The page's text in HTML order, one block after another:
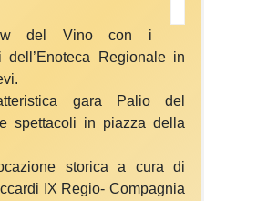
del Vino con i
dell’Enoteca Regionale in
gara Palio del
spettacoli in piazza della
storica a cura di
IX Regio- Compagnia